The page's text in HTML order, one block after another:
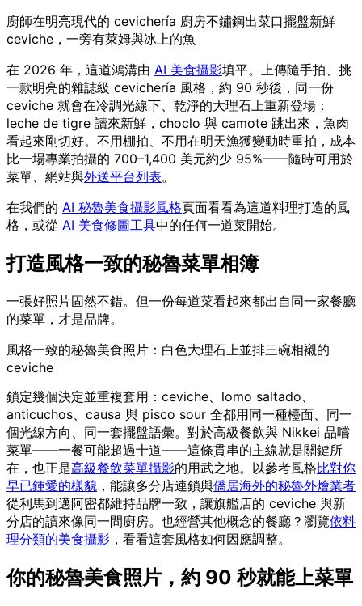
廚師在明亮現代的 cevichería 廚房不鏽鋼出菜口擺盤新鮮
ceviche，一旁有萊姆與冰上的魚
在 2026 年，這道鴻溝由 AI 美食攝影填平。上傳隨手拍、挑
一款明亮的雜誌級 cevichería 風格，約 90 秒後，同一份
ceviche 就會在冷調光線下、乾淨的大理石上重新登場：
leche de tigre 讀來新鮮，choclo 與 camote 跳出來，魚肉
看起來剛切好。不用棚拍、不用在明天漁獲變動時重拍，成本
比一場專業拍攝的 700–1,400 美元約少 95%——隨時可用於
菜單、網站與外送平台列表。
在我們的 AI 秘魯美食攝影風格頁面看看為這道料理打造的風
格，或從 AI 美食修圖工具中的任何一道菜開始。
打造風格一致的秘魯菜單相簿
一張好照片固然不錯。但一份每道菜看起來都出自同一家餐廳
的菜單，才是品牌。
風格一致的秘魯美食照片：白色大理石上並排三碗相襯的
ceviche
鎖定幾個決定並重複套用：ceviche、lomo saltado、
anticuchos、causa 與 pisco sour 全都用同一種檯面、同一
個光線方向、同一套擺盤語彙。對於高級餐飲與 Nikkei 品嚐
菜單——一餐可能超過十道——這條貫串的主線就是關鍵所
在，也正是高級餐飲菜單攝影的用武之地。以參考風格比對你
早已鍾愛的樣貌 ，能讓多分店連鎖與僑居海外的秘魯外燴業者
從利馬到邁阿密都維持品牌一致，讓旗艦店的 ceviche 與新
分店的讀來像同一間廚房。也經營其他概念的餐廳？瀏覽依料
理分類的美食攝影 ，看看這套風格如何因應調整。
你的秘魯美食照片，約 90 秒就能上菜單